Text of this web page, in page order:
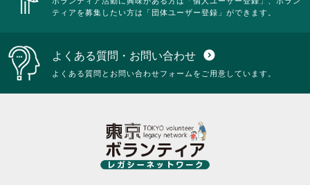
ティアを募集したい方は「団体ユーザー登録」ができます。
よくある質問・お問い合わせ expand_circle_down
よくある質問とお問い合わせフォームをご用意しています。